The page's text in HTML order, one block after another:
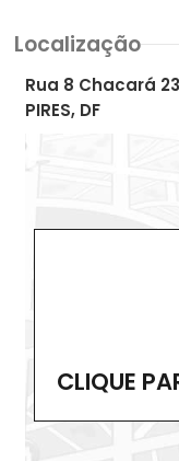
Localização
Rua 8 Chacará
PIRES, DF
CLIQUE